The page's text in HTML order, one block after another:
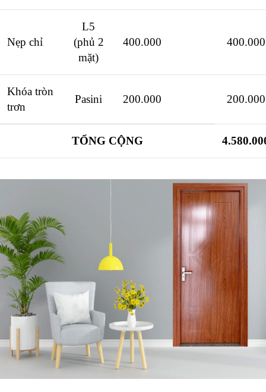
Nẹp chỉ
L5
(phủ 2
mặt)
400.000 400.000
Khóa tròn
trơn
Pasini 200.000 200.000
TỔNG CỘNG